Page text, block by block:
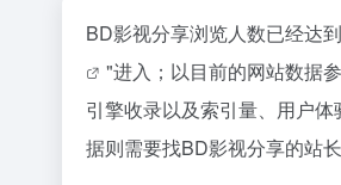
BD影视分享浏览人数已经达
"进入；以目前的网站数据
引擎收录以及索引量、用户
据则需要找BD影视分享的站